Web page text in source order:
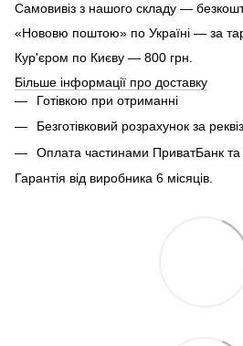
Самовивіз з нашого складу —
«Нововю поштою» по Україні — за
Кур'єром по Києву — 800 грн.
Більше інформації про доставку
Готівкою при отриманні
Безготівковий розрахунок за
Оплата частинами ПриватБанк
Гарантія від виробника 6 місяців.